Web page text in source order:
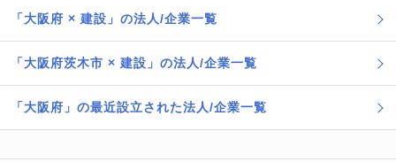
「大阪府 × 建設」の法人/企業一覧
「大阪府茨木市 × 建設」の法人/企業一覧
「大阪府」の最近設立された法人/企業一覧